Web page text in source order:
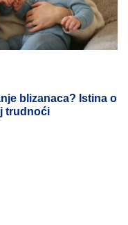
blizanaca? Istina o
trudnoći